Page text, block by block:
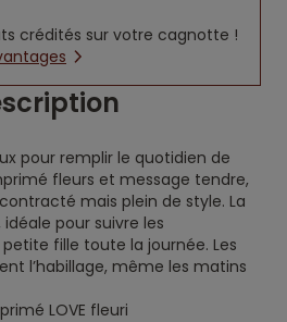
crédités sur votre cagnotte !
pour remplir le quotidien de
fleurs et message tendre,
mais plein de style. La
pour suivre les
fille toute la journée. Les
l’habillage, même les matins
LOVE fleuri